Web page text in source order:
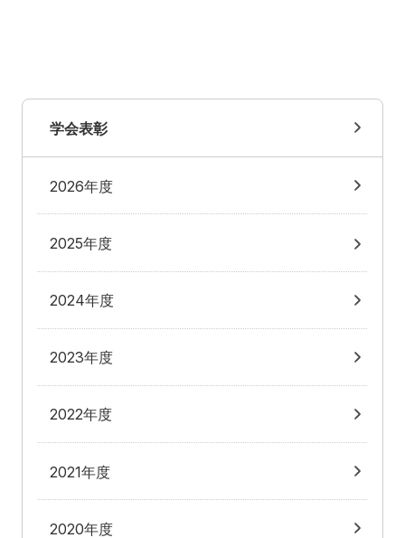
学会表彰
2026年度
2025年度
2024年度
2023年度
2022年度
2021年度
2020年度